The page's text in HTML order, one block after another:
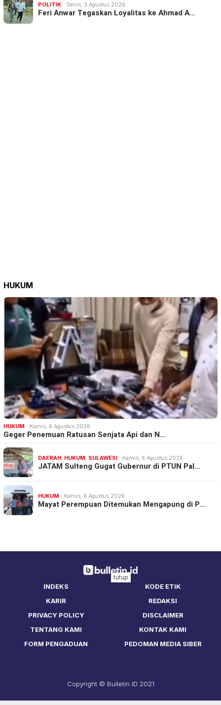
POLITIK Senin, 3 Agustus 2026
Feri Anwar Tegaskan Loyalitas ke Ahmad A…
HUKUM
HUKUM Kamis, 6 Agustus 2026
Geger Penemuan Ratusan Senjata Api dan N…
DAERAH HUKUM SULAWESI Kamis, 6 Agustus 2026
JATAM Sulteng Gugat Gubernur di PTUN Pal…
HUKUM Kamis, 6 Agustus 2026
Mayat Perempuan Ditemukan Mengapung di P…
INDEKS
KODE ETIK
KARIR
REDAKSI
PRIVACY POLICY
DISCLAIMER
TENTANG KAMI
KONTAK KAMI
FORM PENGADUAN
PEDOMAN MEDIA SIBER
Copyright © Bulletin.ID 2021
tutup